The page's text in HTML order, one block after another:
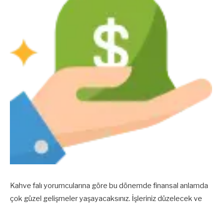
Kahve falı yorumcularına göre bu dönemde finansal anlamda
çok güzel gelişmeler yaşayacaksınız. İşleriniz düzelecek ve